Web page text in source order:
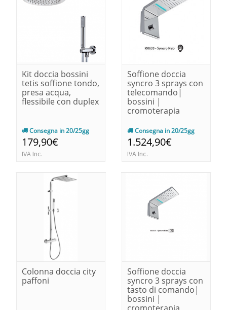
Kit doccia bossini
tetis soffione tondo,
presa acqua,
flessibile con duplex
Consegna in 20/25gg
179,90€
IVA Inc.
Soffione doccia
syncro 3 sprays con
telecomando|
bossini |
cromoterapia
Consegna in 20/25gg
1.524,90€
IVA Inc.
Colonna doccia city
paffoni
Soffione doccia
syncro 3 sprays con
tasto di comando|
bossini |